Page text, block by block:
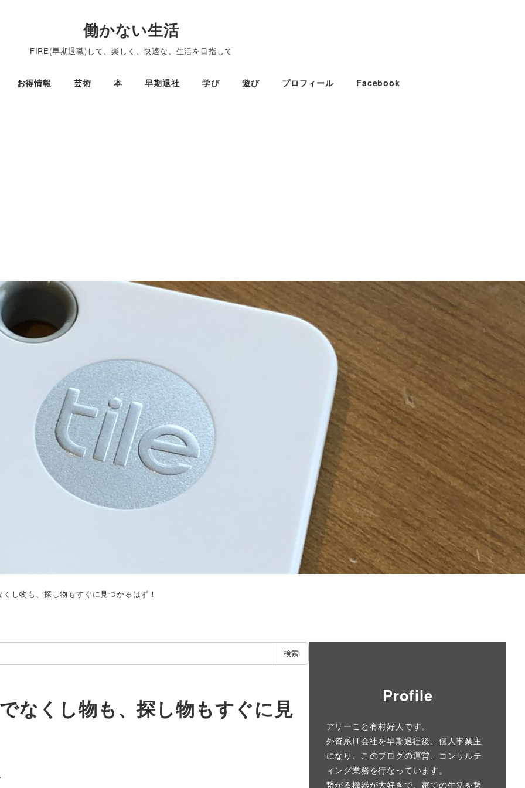
働かない生活
FIRE(早期退職)して、楽しく、快適な、生活を目指して
お得情報 芸術 本 早期退社 学び 遊び プロフィール Facebook
し物も、探し物もすぐに見つかるはず！
検索
なくし物も、探し物もすぐに見 Profile
アリーこと有村好人です。
外資系IT会社を早期退社後、個人事業主
になり、このブログの運営、コンサルテ
ィング業務を行なっています。
繋がる機器が大好きで、家での生活を繋